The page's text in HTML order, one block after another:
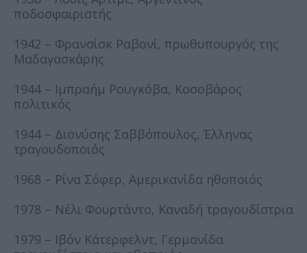
ποδοσφαιριστής
1942 – Φρανσίσκ Ραβονί, πρωθυπουργός της
Μαδαγασκάρης
1944 – Ιμπραήμ Ρουγκόβα, Κοσοβάρος
πολιτικός
1944 – Διονύσης Σαββόπουλος, Έλληνας
τραγουδοποιός
1968 – Ρίνα Σόφερ, Αμερικανίδα ηθοποιός
1978 – Νέλι Φουρτάντο, Καναδή τραγουδίστρια
1979 – Ιβόν Κάτερφελντ, Γερμανίδα